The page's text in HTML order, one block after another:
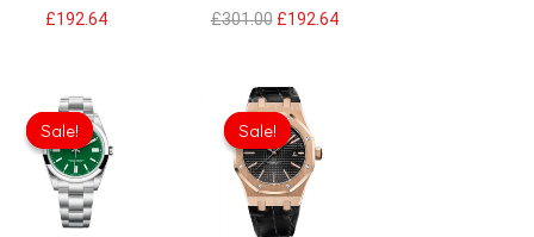
£192.64
£301.00 £192.64
Sale!
Sale!
Original
price
was:
£1,032.00.
Sale!
Sale!
Original
price
was:
£301.00.